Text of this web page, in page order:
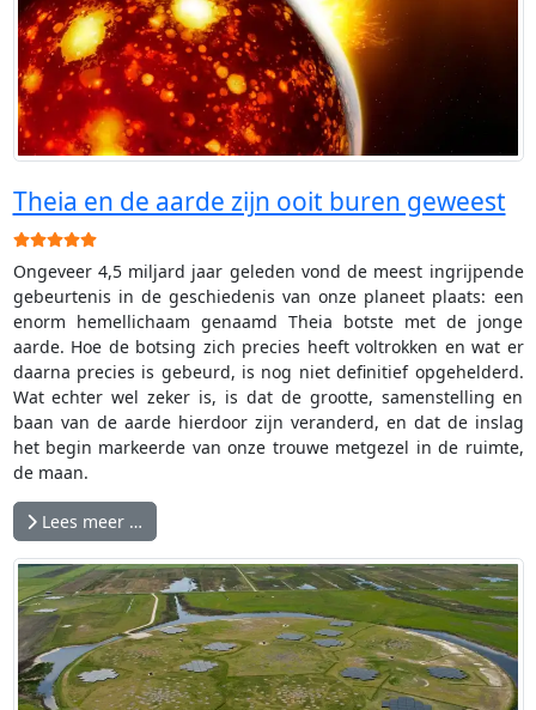
Theia en de aarde zijn ooit buren geweest
Gebruikerswaardering:
Ongeveer 4,5 miljard jaar geleden vond de meest ingrijpende
gebeurtenis in de geschiedenis van onze planeet plaats: een
enorm hemellichaam genaamd Theia botste met de jonge
aarde. Hoe de botsing zich precies heeft voltrokken en wat er
daarna precies is gebeurd, is nog niet definitief opgehelderd.
Wat echter wel zeker is, is dat de grootte, samenstelling en
baan van de aarde hierdoor zijn veranderd, en dat de inslag
het begin markeerde van onze trouwe metgezel in de ruimte,
de maan.
Lees meer …